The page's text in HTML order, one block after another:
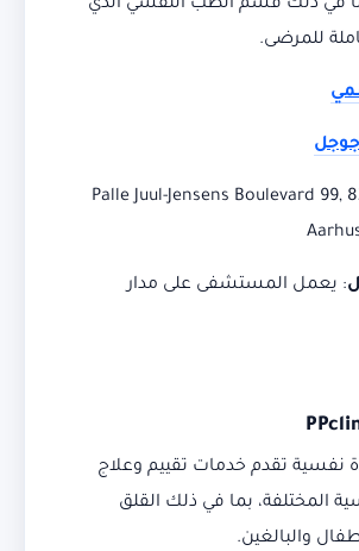
في ذلك قسم الطب النفسي الذي
للمرضى.
Palle Juul-Jensens Boulevard 99,
: يعمل المستشفى على مدار
نفسية تقدم خدمات تقييم وعلاج
المختلفة، بما في ذلك القلق
والبالغين.